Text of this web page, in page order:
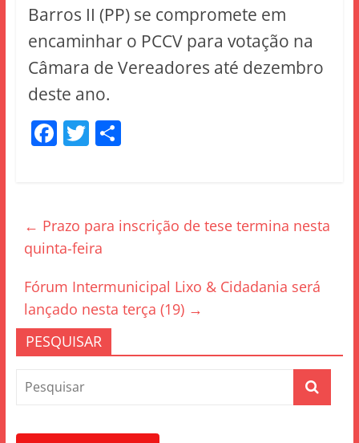
Barros II (PP) se compromete em
encaminhar o PCCV para votação na
Câmara de Vereadores até dezembro
deste ano.
F
b
o
o
k
T S
← Prazo para inscrição de tese termina nesta
quinta-feira
Fórum Intermunicipal Lixo & Cidadania será
lançado nesta terça (19) →
PESQUISAR